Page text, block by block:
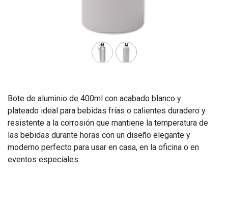
Bote de aluminio de 400ml con acabado blanco y
plateado ideal para bebidas frías o calientes duradero y
resistente a la corrosión que mantiene la temperatura de
las bebidas durante horas con un diseño elegante y
moderno perfecto para usar en casa, en la oficina o en
eventos especiales.